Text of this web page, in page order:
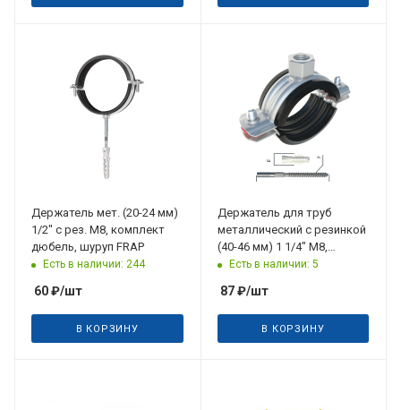
Держатель мет. (20-24 мм)
1/2" с рез. М8, комплект
дюбель, шуруп FRAP
Есть в наличии: 244
60₽/шт
В КОРЗИНУ
Держатель для труб
металлический с резинкой
(40-46 мм) 1 1/4" M8,
комплект дюбель, шуруп
Есть в наличии: 5
87₽/шт
В КОРЗИНУ